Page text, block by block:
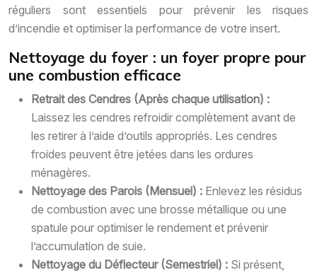
réguliers sont essentiels pour prévenir les risques
d’incendie et optimiser la performance de votre insert.
Nettoyage du foyer : un foyer propre pour
une combustion efficace
Retrait des Cendres (Après chaque utilisation) :
Laissez les cendres refroidir complètement avant de
les retirer à l’aide d’outils appropriés. Les cendres
froides peuvent être jetées dans les ordures
ménagères.
Nettoyage des Parois (Mensuel) : Enlevez les résidus
de combustion avec une brosse métallique ou une
spatule pour optimiser le rendement et prévenir
l’accumulation de suie.
Nettoyage du Déflecteur (Semestriel) : Si présent,